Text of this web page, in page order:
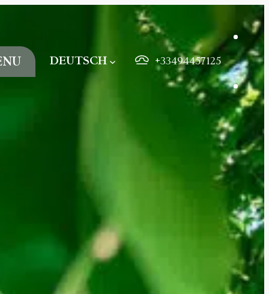
DEUTSCH +33494457125